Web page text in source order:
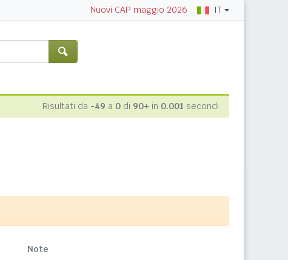
Nuovi CAP maggio 2026 IT
Risultati da -49 a 0 di 90+ in 0.001 secondi
Note